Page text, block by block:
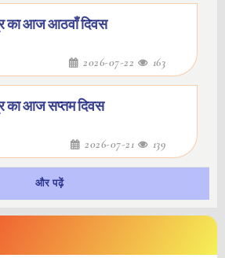
का आज आठवाँ दिवस
2026-07-22 163
का आज सप्तम दिवस
2026-07-21 139
और पढ़ें